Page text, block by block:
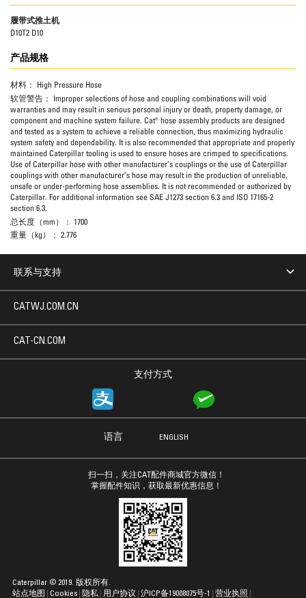
履带式推土机
D10T2 D10
产品规格
材料： High Pressure Hose
软管警告： Improper selections of hose and coupling combinations will void
warranties and may result in serious personal injury or death, property damage, or
component and machine system failure. Cat® hose assembly products are designed
and tested as a system to achieve a reliable connection, thus maximizing hydraulic
system safety and dependability. It is also recommended that appropriate and properly
maintained Caterpillar tooling is used to ensure hoses are crimped to specifications.
Use of Caterpillar hose with other manufacturer’s couplings or the use of Caterpillar
couplings with other manufacturer’s hose may result in the production of unreliable,
unsafe or under-performing hose assemblies. It is not recommended or authorized by
Caterpillar. For additional information see SAE J1273 section 6.3 and ISO 17165-2
section 6.3.
总长度（mm）： 1700
重量（kg）： 2.776
联系与支持
支付方式
CATWJ.COM.CN
CAT-CN.COM
语言 ENGLISH
扫一扫，关注CAT配件商城官方微信！
掌握配件知识，获取最新优惠信息！
站点地图 Cookies 隐私 用户协议
Caterpillar © 2019. 版权所有.
沪ICP备19008075号-1
营业执照